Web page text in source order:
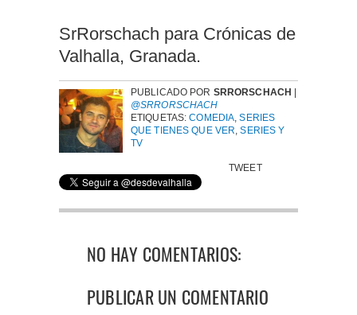
SrRorschach para Crónicas de
Valhalla, Granada.
PUBLICADO POR SRRORSCHACH
@SRRORSCHACH
ETIQUETAS:COMEDIA,SERIES
QUE TIENES QUE VER,SERIES Y
TV
TWEET
NO HAY COMENTARIOS:
PUBLICAR UN COMENTARIO